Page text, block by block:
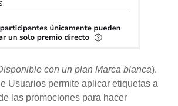
con un plan Marca blanca).
Usuarios permite aplicar etiquetas a
las promociones para hacer